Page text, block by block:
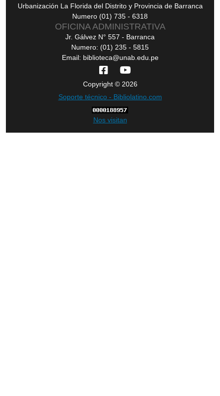
Urbanización La Florida del Distrito y Provincia de Barranca
Numero (01) 735 - 6318
OFICINA ADMINISTRATIVA
Jr. Gálvez N° 557 - Barranca
Numero: (01) 235 - 5815
Email: biblioteca@unab.edu.pe
Copyright © 2026
Soporte técnico - Bibliolatino.com
Nos visitan